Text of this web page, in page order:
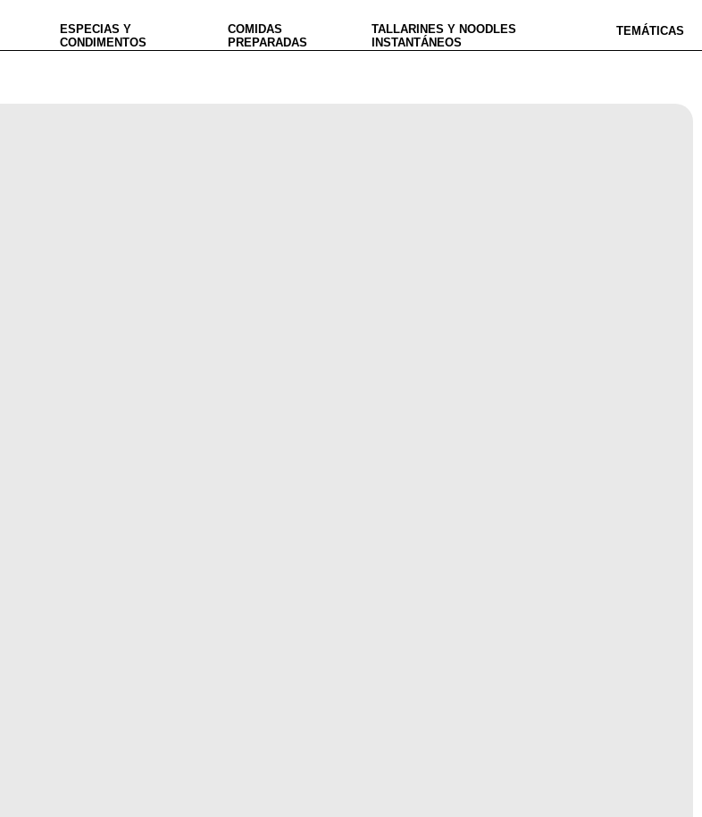
ESPECIAS Y
CONDIMENTOS
COMIDAS
PREPARADAS
TALLARINES Y NOODLES
INSTANTÁNEOS
TEMÁTICAS